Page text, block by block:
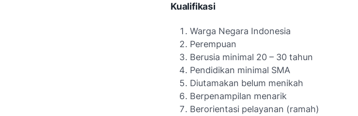
Kualifikasi
Warga Negara Indonesia
Perempuan
Berusia minimal 20 – 30 tahun
Pendidikan minimal SMA
Diutamakan belum menikah
Berpenampilan menarik
Berorientasi pelayanan (ramah)